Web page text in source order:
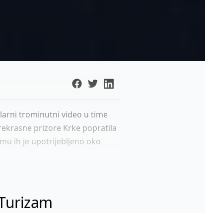
trominutni video u time
prizore Krke popratila
ih je upotrijebljeno oko